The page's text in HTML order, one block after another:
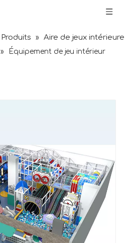
Produits » Aire de jeux intérieure
» Équipement de jeu intérieur